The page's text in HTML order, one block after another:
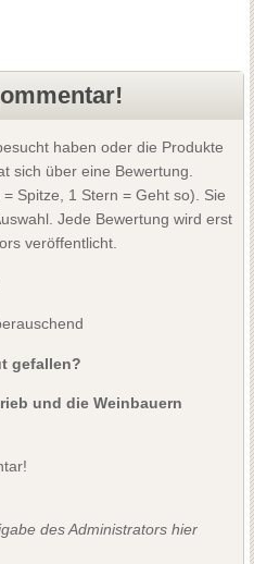
haben oder die Produkte
sich über eine Bewertung.
Spitze, 1 Stern = Geht so). Sie
Jede Bewertung wird erst
veröffentlicht.
gefallen?
und die Weinbauern
des Administrators hier